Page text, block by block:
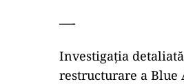
––-
Investigația
restructurare a